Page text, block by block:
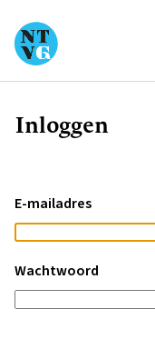
Kruimelpad
Inloggen
E-mailadres
Wachtwoord